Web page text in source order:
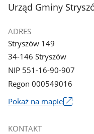
stopka
Urząd Gminy
ADRES
Stryszów 149
34-146 Stryszów
NIP 551-16-90-907
Regon 000549016
Pokaż na mapieLink
KONTAKT